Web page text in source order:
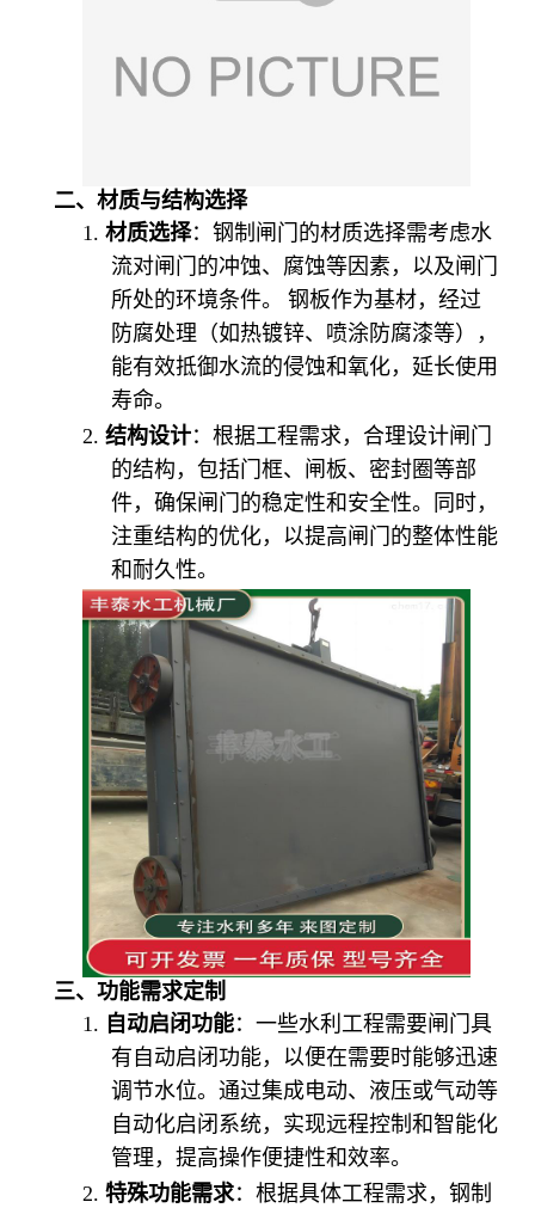
二、材质与结构选择
1. 材质选择：钢制闸门的材质选择需考虑水
流对闸门的冲蚀、腐蚀等因素，以及闸门
所处的环境条件。 钢板作为基材，经过
防腐处理（如热镀锌、喷涂防腐漆等），
能有效抵御水流的侵蚀和氧化，延长使用
寿命。
2. 结构设计：根据工程需求，合理设计闸门
的结构，包括门框、闸板、密封圈等部
件，确保闸门的稳定性和安全性。同时，
注重结构的优化，以提高闸门的整体性能
和耐久性。
三、功能需求定制
1. 自动启闭功能：一些水利工程需要闸门具
有自动启闭功能，以便在需要时能够迅速
调节水位。通过集成电动、液压或气动等
自动化启闭系统，实现远程控制和智能化
管理，提高操作便捷性和效率。
2. 特殊功能需求：根据具体工程需求，钢制